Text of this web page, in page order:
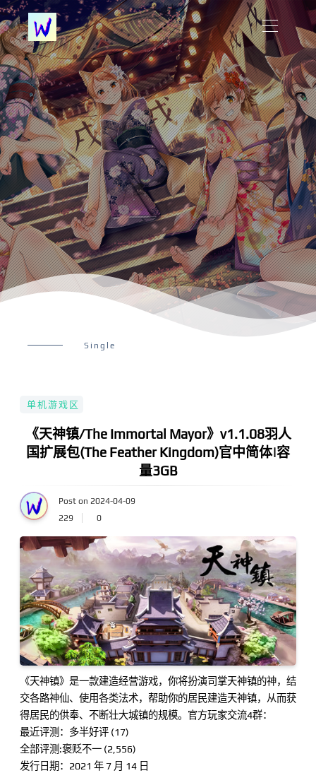
Single
单机游戏区
《天神镇/The Immortal Mayor》v1.1.08羽人
国扩展包(The Feather Kingdom)官中简体|容
量3GB
Post on 2024-04-09
229
0
《天神镇》是一款建造经营游戏，你将扮演司掌天神镇的神，结
交各路神仙、使用各类法术，帮助你的居民建造天神镇，从而获
得居民的供奉、不断壮大城镇的规模。官方玩家交流4群：
最近评测：多半好评 (17)
全部评测:褒贬不一 (2,556)
发行日期：2021 年 7 月 14 日